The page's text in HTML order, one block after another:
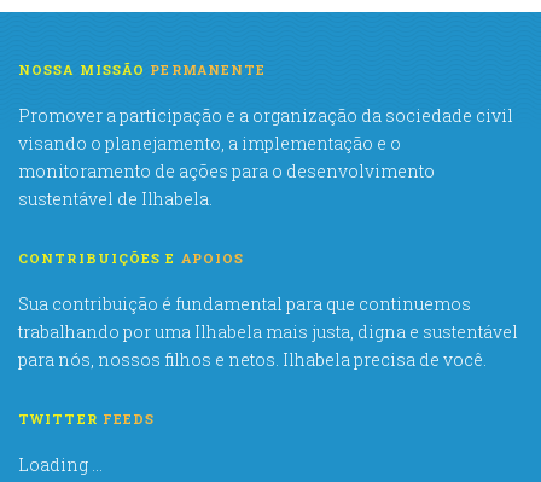
NOSSA MISSÃO PERMANENTE
Promover a participação e a organização da sociedade civil
visando o planejamento, a implementação e o
monitoramento de ações para o desenvolvimento
sustentável de Ilhabela.
CONTRIBUIÇÕES E APOIOS
Sua contribuição é fundamental para que continuemos
trabalhando por uma Ilhabela mais justa, digna e sustentável
para nós, nossos filhos e netos. Ilhabela precisa de você.
TWITTER FEEDS
Loading ...